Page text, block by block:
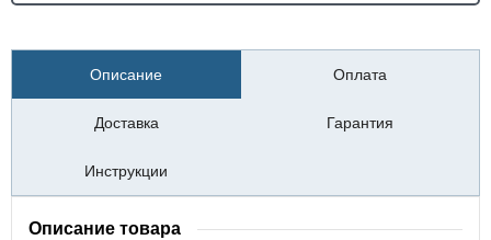
Описание Оплата
Доставка Гарантия
Инструкции
Описание товара